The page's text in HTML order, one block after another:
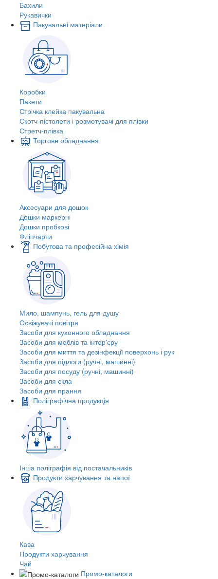
Бахили
Рукавички
Пакувальні матеріали
Коробки
Пакети
Стрічка клейка пакувальна
Скотч-пістолети і розмотувачі для плівки
Стретч-плівка
Торгове обладнання
Аксесуари для дошок
Дошки маркерні
Дошки пробкові
Фліпчарти
Побутова та професійна хімія
Мило, шампунь, гель для душу
Освіжувачі повітря
Засоби для кухонного обладнання
Засоби для меблів та інтер'єру
Засоби для миття та дезінфекції поверхонь і рук
Засоби для підлоги (ручні, машинні)
Засоби для посуду (ручні, машинні)
Засоби для скла
Засоби для прання
Поліграфічна продукція
Інша поліграфія від постачальників
Продукти харчування та напої
Кава
Продукти харчування
Чай
Промо-каталоги